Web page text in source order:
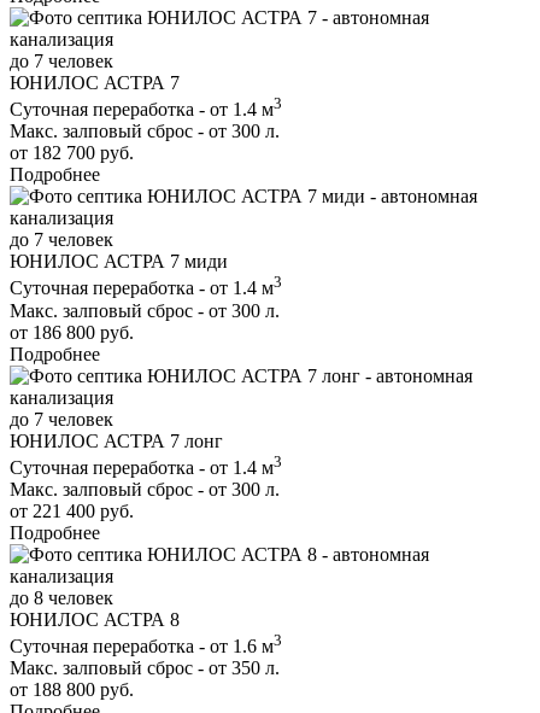
до 7 человек
ЮНИЛОС АСТРА 7
Суточная переработка - от 1.4 м3
Макс. залповый сброс - от 300 л.
от 182 700 руб.
Подробнее
до 7 человек
ЮНИЛОС АСТРА 7 миди
Суточная переработка - от 1.4 м3
Макс. залповый сброс - от 300 л.
от 186 800 руб.
Подробнее
до 7 человек
ЮНИЛОС АСТРА 7 лонг
Суточная переработка - от 1.4 м3
Макс. залповый сброс - от 300 л.
от 221 400 руб.
Подробнее
до 8 человек
ЮНИЛОС АСТРА 8
Суточная переработка - от 1.6 м3
Макс. залповый сброс - от 350 л.
от 188 800 руб.